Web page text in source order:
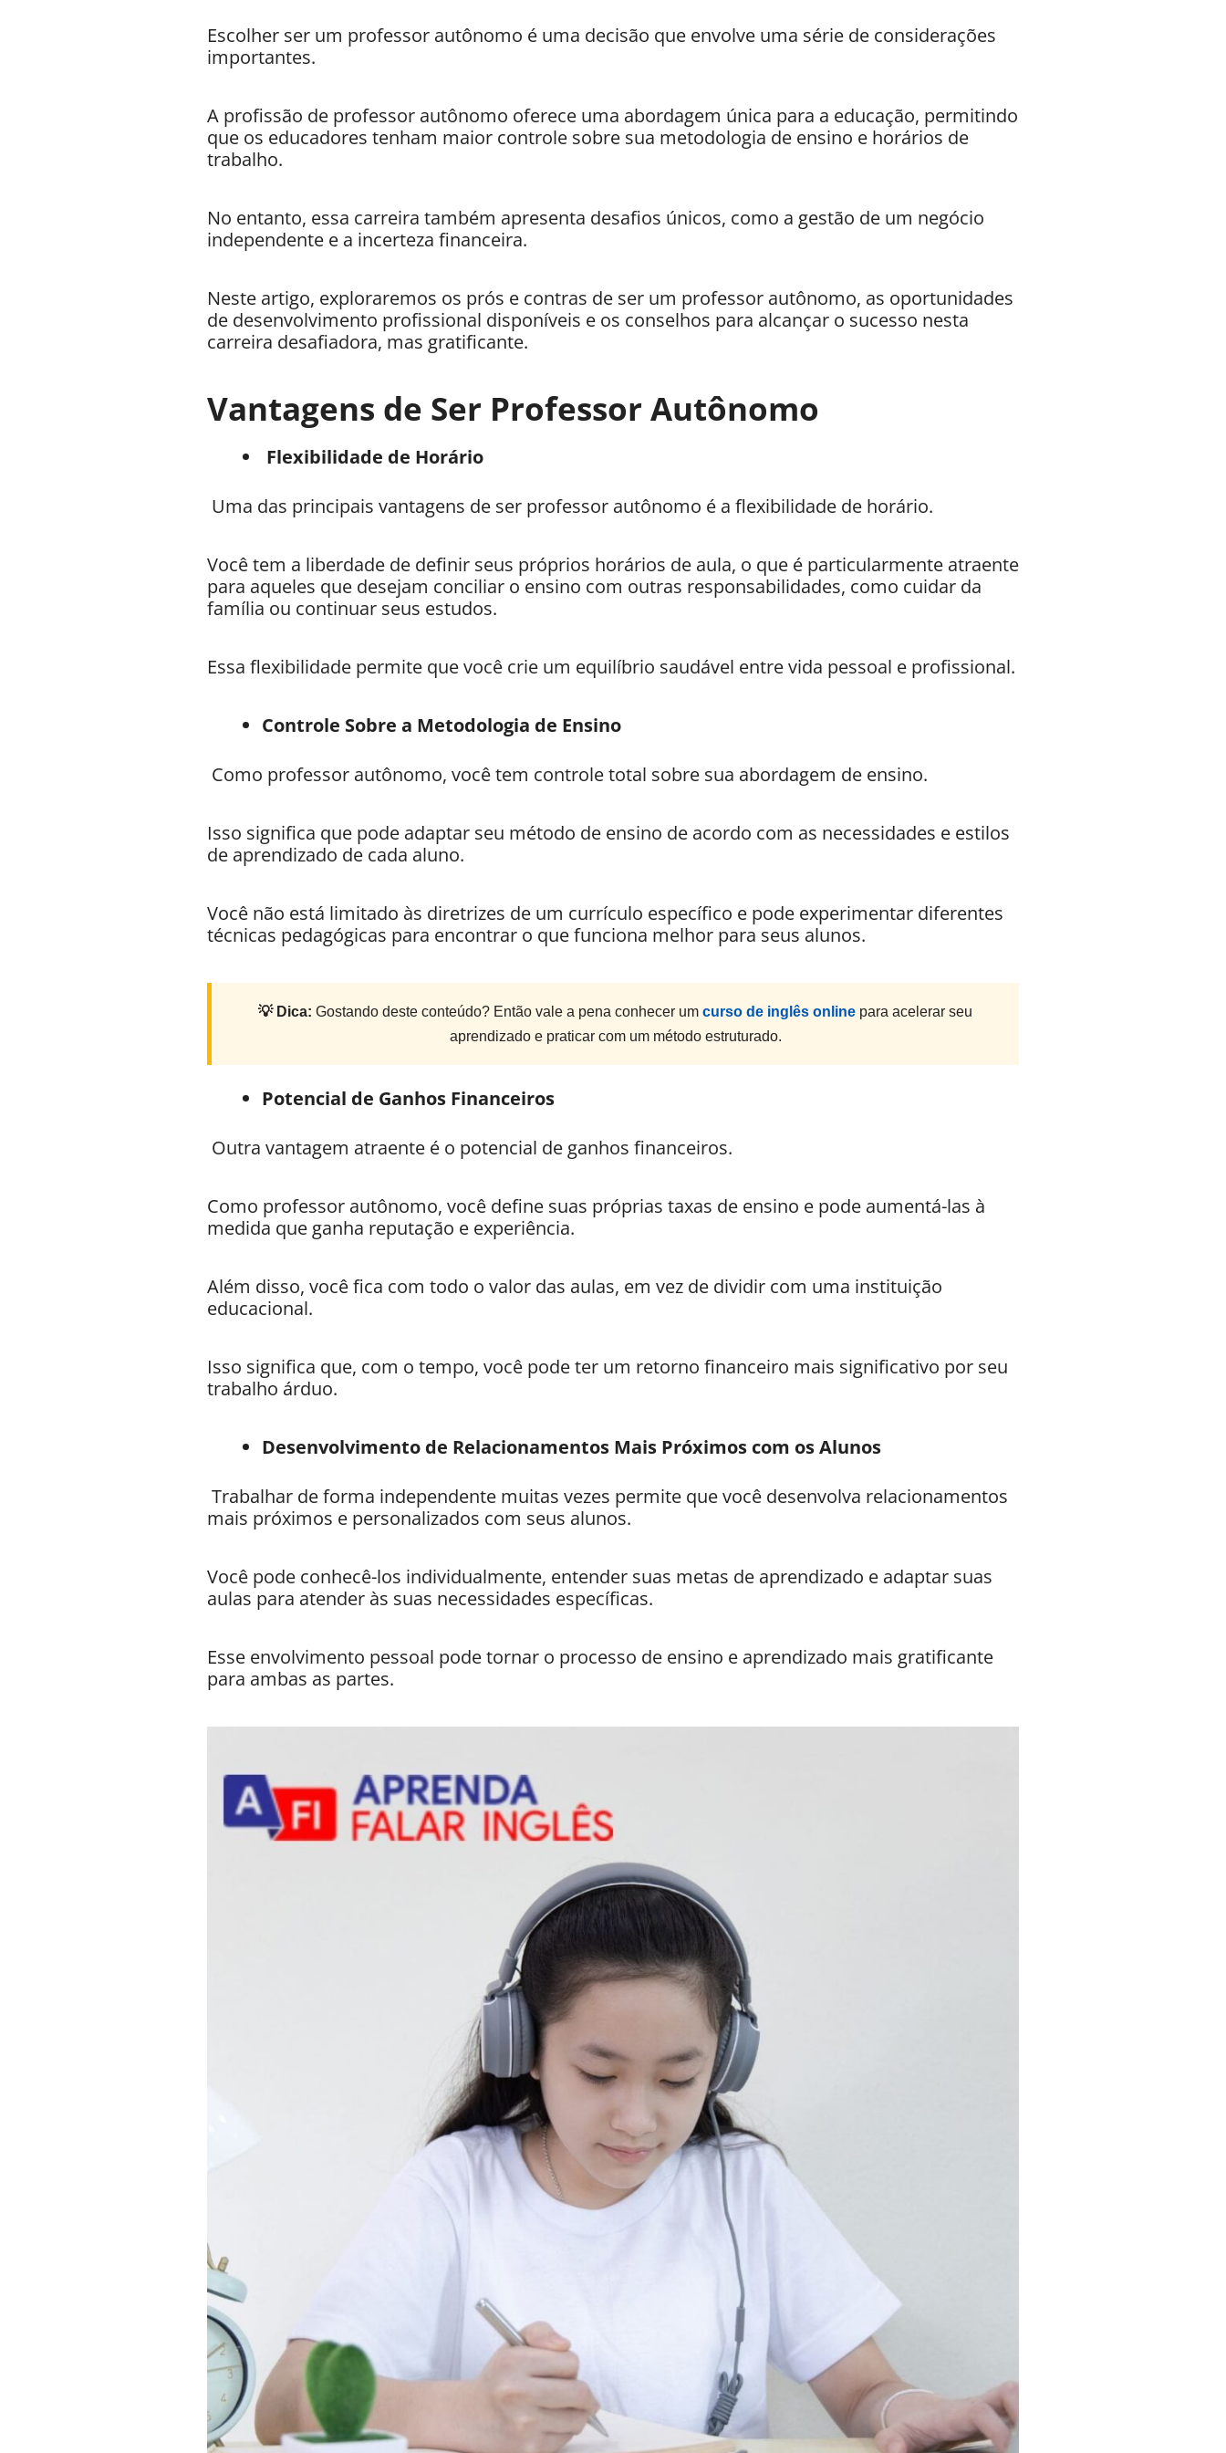
Escolher ser um professor autônomo é uma decisão que envolve uma série de considerações
importantes.
A profissão de professor autônomo oferece uma abordagem única para a educação, permitindo
que os educadores tenham maior controle sobre sua metodologia de ensino e horários de
trabalho.
No entanto, essa carreira também apresenta desafios únicos, como a gestão de um negócio
independente e a incerteza financeira.
Neste artigo, exploraremos os prós e contras de ser um professor autônomo, as oportunidades
de desenvolvimento profissional disponíveis e os conselhos para alcançar o sucesso nesta
carreira desafiadora, mas gratificante.
Vantagens de Ser Professor Autônomo
Flexibilidade de Horário
Uma das principais vantagens de ser professor autônomo é a flexibilidade de horário.
Você tem a liberdade de definir seus próprios horários de aula, o que é particularmente atraente
para aqueles que desejam conciliar o ensino com outras responsabilidades, como cuidar da
família ou continuar seus estudos.
Essa flexibilidade permite que você crie um equilíbrio saudável entre vida pessoal e profissional.
Controle Sobre a Metodologia de Ensino
Como professor autônomo, você tem controle total sobre sua abordagem de ensino.
Isso significa que pode adaptar seu método de ensino de acordo com as necessidades e estilos
de aprendizado de cada aluno.
Você não está limitado às diretrizes de um currículo específico e pode experimentar diferentes
técnicas pedagógicas para encontrar o que funciona melhor para seus alunos.
💡 Dica: Gostando deste conteúdo? Então vale a pena conhecer um curso de inglês online para acelerar seu
aprendizado e praticar com um método estruturado.
Potencial de Ganhos Financeiros
Outra vantagem atraente é o potencial de ganhos financeiros.
Como professor autônomo, você define suas próprias taxas de ensino e pode aumentá-las à
medida que ganha reputação e experiência.
Além disso, você fica com todo o valor das aulas, em vez de dividir com uma instituição
educacional.
Isso significa que, com o tempo, você pode ter um retorno financeiro mais significativo por seu
trabalho árduo.
Desenvolvimento de Relacionamentos Mais Próximos com os Alunos
Trabalhar de forma independente muitas vezes permite que você desenvolva relacionamentos
mais próximos e personalizados com seus alunos.
Você pode conhecê-los individualmente, entender suas metas de aprendizado e adaptar suas
aulas para atender às suas necessidades específicas.
Esse envolvimento pessoal pode tornar o processo de ensino e aprendizado mais gratificante
para ambas as partes.